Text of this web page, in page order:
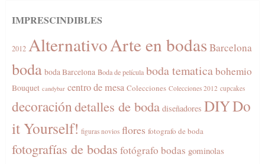
IMPRESCINDIBLES
2012 AlternativoArte en bodas Barcelona
boda boda Barcelona Boda de película boda tematicabohemio
Bouquet candybar centro de mesa Colecciones Colecciones 2012 cupcakes
decoracióndetalles de boda diseñadores DIYDo
it Yourself! figuras novios flores fotografo de boda
fotografías de bodas fotógrafo bodas gominolas